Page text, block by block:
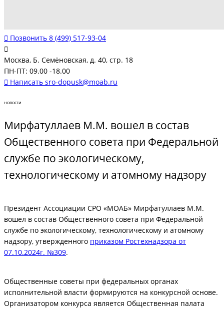
Позвонить 8 (499) 517-93-04
Москва, Б. Семёновская, д. 40, стр. 18
ПН-ПТ: 09.00 -18.00
Написать sro-dopusk@moab.ru
новости
Мирфатуллаев М.М. вошел в состав
Общественного совета при Федеральной
службе по экологическому,
технологическому и атомному надзору
Президент Ассоциации СРО «МОАБ» Мирфатуллаев М.М.
вошел в состав Общественного совета при Федеральной
службе по экологическому, технологическому и атомному
надзору, утвержденного приказом Ростехнадзора от
07.10.2024г. №309.
Общественные советы при федеральных органах
исполнительной власти формируются на конкурсной основе.
Организатором конкурса является Общественная палата